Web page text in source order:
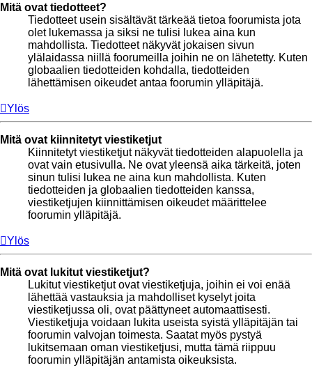
Mitä ovat tiedotteet?
Tiedotteet usein sisältävät tärkeää tietoa foorumista jota
olet lukemassa ja siksi ne tulisi lukea aina kun
mahdollista. Tiedotteet näkyvät jokaisen sivun
ylälaidassa niillä foorumeilla joihin ne on lähetetty. Kuten
globaalien tiedotteiden kohdalla, tiedotteiden
lähettämisen oikeudet antaa foorumin ylläpitäjä.
Ylös
Mitä ovat kiinnitetyt viestiketjut
Kiinnitetyt viestiketjut näkyvät tiedotteiden alapuolella ja
ovat vain etusivulla. Ne ovat yleensä aika tärkeitä, joten
sinun tulisi lukea ne aina kun mahdollista. Kuten
tiedotteiden ja globaalien tiedotteiden kanssa,
viestiketjujen kiinnittämisen oikeudet määrittelee
foorumin ylläpitäjä.
Ylös
Mitä ovat lukitut viestiketjut?
Lukitut viestiketjut ovat viestiketjuja, joihin ei voi enää
lähettää vastauksia ja mahdolliset kyselyt joita
viestiketjussa oli, ovat päättyneet automaattisesti.
Viestiketjuja voidaan lukita useista syistä ylläpitäjän tai
foorumin valvojan toimesta. Saatat myös pystyä
lukitsemaan oman viestiketjusi, mutta tämä riippuu
foorumin ylläpitäjän antamista oikeuksista.